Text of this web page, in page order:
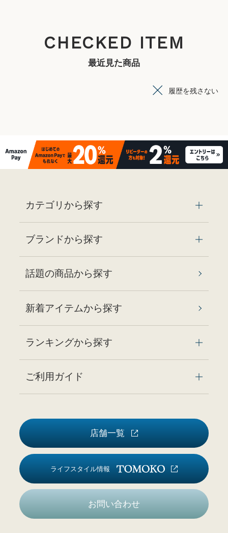
CHECKED ITEM
最近見た商品
履歴を残さない
カテゴリから探す
ブランドから探す
話題の商品から探す
新着アイテムから探す
ランキングから探す
ご利用ガイド
店舗一覧
ライフスタイル情報
お問い合わせ